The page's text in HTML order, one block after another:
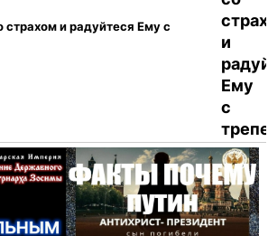
страхом и радуйтеся Ему с